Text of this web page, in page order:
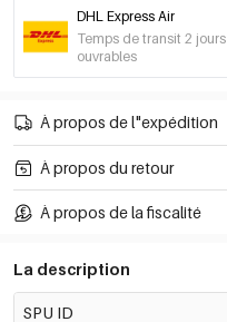
DHL Express Air
Temps de transit 2 jours
ouvrables
À propos de l"expédition
À propos du retour
À propos de la fiscalité
La description
SPU ID